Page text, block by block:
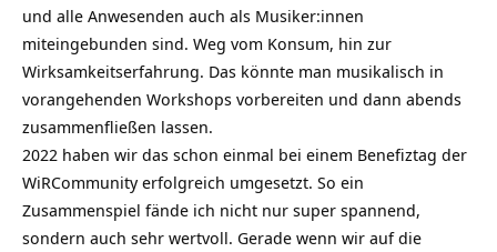
und alle Anwesenden auch als Musiker:innen
miteingebunden sind. Weg vom Konsum, hin zur
Wirksamkeitserfahrung. Das könnte man musikalisch in
vorangehenden Workshops vorbereiten und dann abends
zusammenfließen lassen.
2022 haben wir das schon einmal bei einem Benefiztag der
WiRCommunity erfolgreich umgesetzt. So ein
Zusammenspiel fände ich nicht nur super spannend,
sondern auch sehr wertvoll. Gerade wenn wir auf die